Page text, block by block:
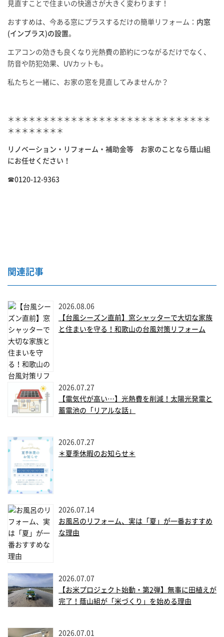
見直すことで住まいの快適さが大きく変わります！
おすすめは、今ある窓にプラスするだけの簡単リフォーム： 内窓
(インプラス)の設置。
エアコンの効きも良くなり光熱費の節約につながるだけでなく、
防音や防犯効果、UVカットも。
私たちと一緒に、お家の窓を見直してみませんか？
＊＊＊＊＊＊＊＊＊＊＊＊＊＊＊＊＊＊＊＊＊＊＊＊＊＊＊＊＊
＊＊＊＊＊＊＊＊
リノベーション・リフォーム・補助金等 お家のことなら蔭山組
にお任せください！
☎0120-12-9363
関連記事
2026.08.06
【台風シーズン直前】窓シャッターで大切な家族
と住まいを守る！和歌山の台風対策リフォーム
2026.07.27
【電気代が高い…】光熱費を削減！太陽光発電と
蓄電池の「リアルな話」
2026.07.27
＊夏季休暇のお知らせ＊
2026.07.14
お風呂のリフォーム、実は「夏」が一番おすすめ
な理由
2026.07.07
【お米プロジェクト始動・第2弾】無事に田植えが
完了！蔭山組が「米づくり」を始める理由
2026.07.01